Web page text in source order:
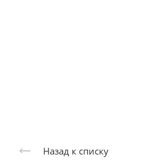
Назад к списку